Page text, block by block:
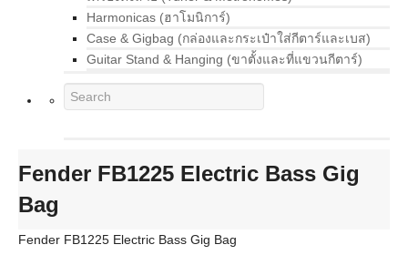
Harmonicas (ฮาโมนิการ์)
Case & Gigbag (กล่องและกระเป๋าใส่กีตาร์และเบส)
Guitar Stand & Hanging (ขาตั้งและที่แขวนกีตาร์)
Fender FB1225 Electric Bass Gig
Bag
Fender FB1225 Electric Bass Gig Bag